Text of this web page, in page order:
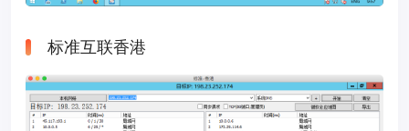
标准互联香港